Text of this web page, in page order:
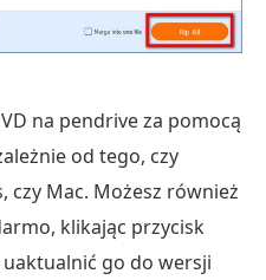
na pendrive za pomocą
od tego, czy
czy Mac. Możesz również
klikając przycisk
go do wersji